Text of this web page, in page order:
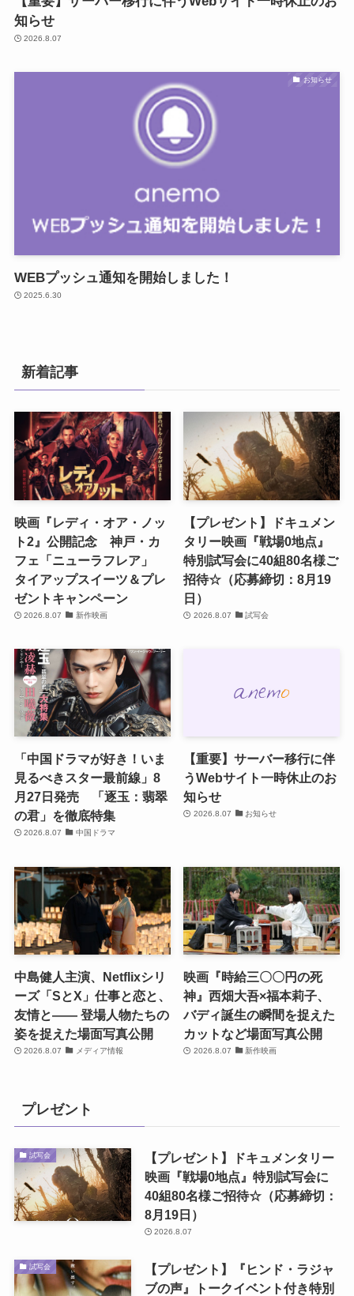
知らせ
2026.8.07
お知らせ
WEBプッシュ通知を開始しました！
2025.6.30
新着記事
映画『レディ・オア・ノッ
ト2』公開記念 神戸・カ
フェ「ニューラフレア」
タイアップスイーツ＆プレ
ゼントキャンペーン
2026.8.07 新作映画
【プレゼント】ドキュメン
タリー映画『戦場0地点』
特別試写会に40組80名様ご
招待☆（応募締切：8月19
日）
2026.8.07 試写会
「中国ドラマが好き！いま
見るべきスター最前線」8
月27日発売 「逐玉：翡翠
の君」を徹底特集
2026.8.07 中国ドラマ
【重要】サーバー移行に伴
うWebサイト一時休止のお
知らせ
2026.8.07 お知らせ
中島健人主演、Netflixシリ
ーズ「SとX」仕事と恋と、
友情と―― 登場人物たちの
姿を捉えた場面写真公開
2026.8.07 メディア情報
映画『時給三〇〇円の死
神』西畑大吾×福本莉子、
バディ誕生の瞬間を捉えた
カットなど場面写真公開
2026.8.07 新作映画
プレゼント
試写会
【プレゼント】ドキュメンタリー
映画『戦場0地点』特別試写会に
40組80名様ご招待☆（応募締切：
8月19日）
2026.8.07
試写会
【プレゼント】『ヒンド・ラジャ
ブの声』トークイベント付き特別